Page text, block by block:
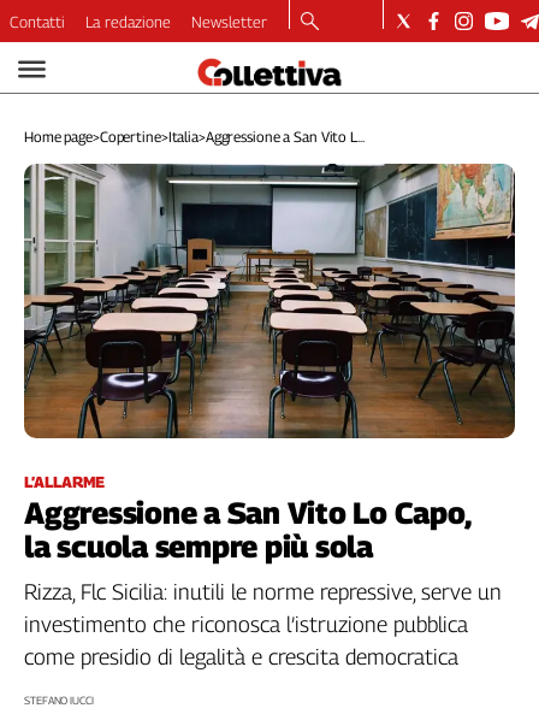
Video
Dirette
Longform
Copertine
Economia
Lavoro
Ambiente
Diritti
Welfare
Italia
Internazionale
Categorie
Filcams
Filctem
Fillea
Fisac
Contatti La redazione Newsletter
Home page>Copertine>Italia>Aggressione a San Vito L...
L’ALLARME
Aggressione a San Vito Lo Capo,
la scuola sempre più sola
Rizza, Flc Sicilia: inutili le norme repressive, serve un
investimento che riconosca l’istruzione pubblica
come presidio di legalità e crescita democratica
STEFANO IUCCI